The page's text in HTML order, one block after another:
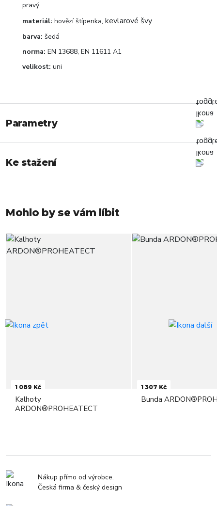
pravý
materiál: hovězí štípenka, kevlarové švy
barva: šedá
norma: EN 13688, EN 11611 A1
velikost: uni
Parametry
Ke stažení
Mohlo by se vám líbit
1 089 Kč
Kalhoty
ARDON®PROHEATECT
1 307 Kč
Bunda
Nákup přímo od výrobce.
Česká firma & český design